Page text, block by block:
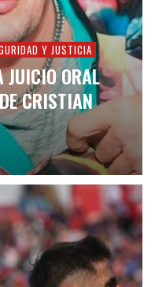
Y JUSTICIA
ORAL
CRISTIAN